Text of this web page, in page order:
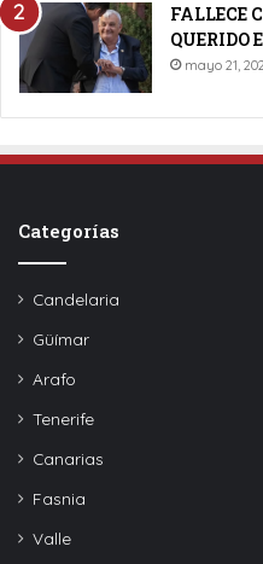
FALLECE
QUERIDO
mayo 21,
Categorías
Candelaria
Güímar
Arafo
Tenerife
Canarias
Fasnia
Valle